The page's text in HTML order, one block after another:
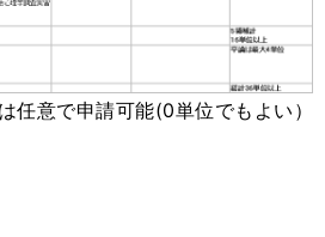
任意で申請可能(0単位でもよい）